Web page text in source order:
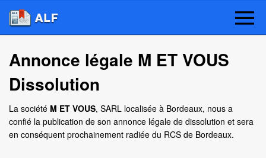
Annonce légale M ET VOUS
Dissolution
La société M ET VOUS, SARL localisée à Bordeaux, nous a
confié la publication de son annonce légale de dissolution et sera
en conséquent prochainement radiée du RCS de Bordeaux.